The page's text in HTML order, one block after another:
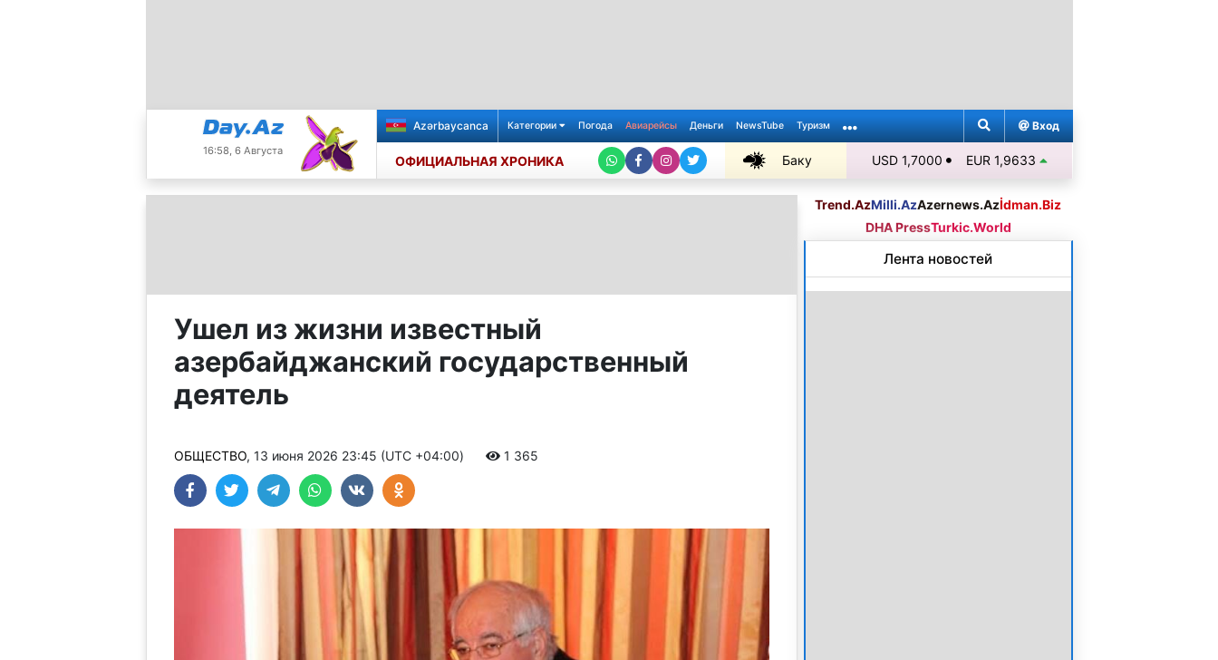
16:58, 6 Августа
Azərbaycanca Категории Погода Авиарейсы Деньги NewsTube Туризм Вход
ОФИЦИАЛЬНАЯ ХРОНИКА Баку
+29℃
USD 1,7000 EUR 1,9633
Ушел из жизни известный
азербайджанский государственный
деятель
ОБЩЕСТВО, 13 июня 2026 23:45 (UTC +04:00) 1 365
Trend.AzMilli.AzAzernews.Azİdman.Biz
DHA PressTurkic.World
Лента новостей